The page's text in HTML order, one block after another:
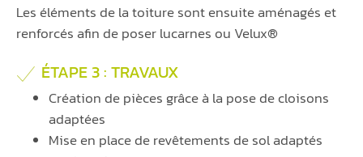
Les éléments de la toiture sont ensuite aménagés et
renforcés afin de poser lucarnes ou Velux®
ÉTAPE 3 : TRAVAUX
Création de pièces grâce à la pose de cloisons
adaptées
Mise en place de revêtements de sol adaptés